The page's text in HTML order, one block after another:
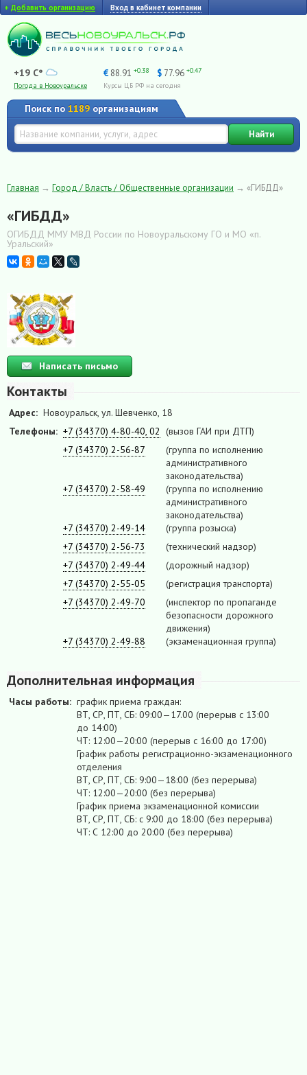
+ Добавить организацию Вход в кабинет компании
+19 C°
Погода в Новоуральске
€ 88.91 +0.38 $ 77.96 +0.47
Курсы ЦБ РФ на сегодня
Поиск по 1189 организациям
Найти
Главная → Город / Власть / Общественные организации → «ГИБДД»
«ГИБДД»
ОГИБДД ММУ МВД России по Новоуральскому ГО и МО «п.
Уральский»
Написать письмо
Контакты
Адрес: Новоуральск, ул. Шевченко, 18
Телефоны: +7 (34370) 4-80-40, 02 (вызов ГАИ при ДТП)
+7 (34370) 2-56-87
(группа по исполнению
административного
законодательства)
+7 (34370) 2-58-49
(группа по исполнению
административного
законодательства)
+7 (34370) 2-49-14
(группа розыска)
+7 (34370) 2-56-73
(технический надзор)
+7 (34370) 2-49-44
(дорожный надзор)
+7 (34370) 2-55-05
(регистрация транспорта)
+7 (34370) 2-49-70
(инспектор по пропаганде
безопасности дорожного
движения)
+7 (34370) 2-49-88
(экзаменационная группа)
Дополнительная информация
Часы работы: график приема граждан:
ВТ, СР, ПТ, СБ: 09:00—17.00 (перерыв с 13:00
до 14:00)
ЧТ: 12:00—20:00 (перерыв с 16:00 до 17:00)
График работы регистрационно-экзаменационного
отделения
ВТ, СР, ПТ, СБ: 9:00—18:00 (без перерыва)
ЧТ: 12:00—20:00 (без перерыва)
График приема экзаменационной комиссии
ВТ, СР, ПТ, СБ: с 9:00 до 18:00 (без перерыва)
ЧТ: С 12:00 до 20:00 (без перерыва)